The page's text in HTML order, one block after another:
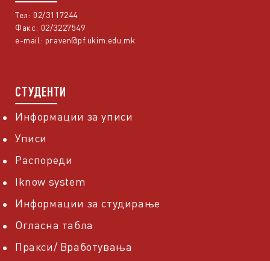
Тел: 02/3117244
Факс: 02/3227549
e-mail: praven@pf.ukim.edu.mk
СТУДЕНТИ
Информации за уписи
Уписи
Распореди
Iknow system
Информации за студирање
Огласна табла
Пракси/ Вработувања